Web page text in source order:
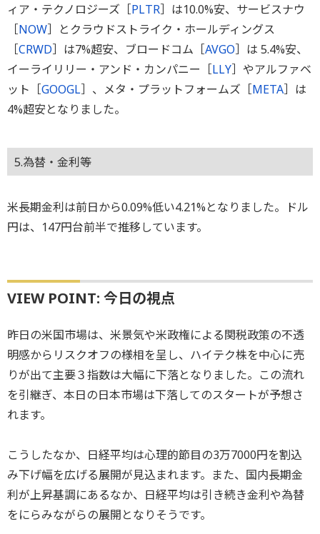
ィア・テクノロジーズ［PLTR］は10.0%安、サービスナウ
［NOW］とクラウドストライク・ホールディングス
［CRWD］は7%超安、ブロードコム［AVGO］は 5.4%安、
イーライリリー・アンド・カンパニー［LLY］やアルファベ
ット［GOOGL］、メタ・プラットフォームズ［META］は
4%超安となりました。
5.為替・金利等
米長期金利は前日から0.09%低い4.21%となりました。ドル
円は、147円台前半で推移しています。
VIEW POINT: 今日の視点
昨日の米国市場は、米景気や米政権による関税政策の不透
明感からリスクオフの様相を呈し、ハイテク株を中心に売
りが出て主要３指数は大幅に下落となりました。この流れ
を引継ぎ、本日の日本市場は下落してのスタートが予想さ
れます。
こうしたなか、日経平均は心理的節目の3万7000円を割込
み下げ幅を広げる展開が見込まれます。また、国内長期金
利が上昇基調にあるなか、日経平均は引き続き金利や為替
をにらみながらの展開となりそうです。